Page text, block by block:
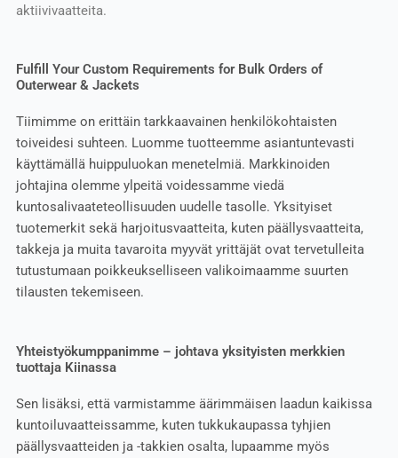
aktiivivaatteita.
Fulfill Your Custom Requirements for Bulk Orders of
Outerwear & Jackets
Tiimimme on erittäin tarkkaavainen henkilökohtaisten
toiveidesi suhteen. Luomme tuotteemme asiantuntevasti
käyttämällä huippuluokan menetelmiä. Markkinoiden
johtajina olemme ylpeitä voidessamme viedä
kuntosalivaateteollisuuden uudelle tasolle. Yksityiset
tuotemerkit sekä harjoitusvaatteita, kuten päällysvaatteita,
takkeja ja muita tavaroita myyvät yrittäjät ovat tervetulleita
tutustumaan poikkeukselliseen valikoimaamme suurten
tilausten tekemiseen.
Yhteistyökumppanimme – johtava yksityisten merkkien
tuottaja Kiinassa
Sen lisäksi, että varmistamme äärimmäisen laadun kaikissa
kuntoiluvaatteissamme, kuten tukkukaupassa tyhjien
päällysvaatteiden ja -takkien osalta, lupaamme myös